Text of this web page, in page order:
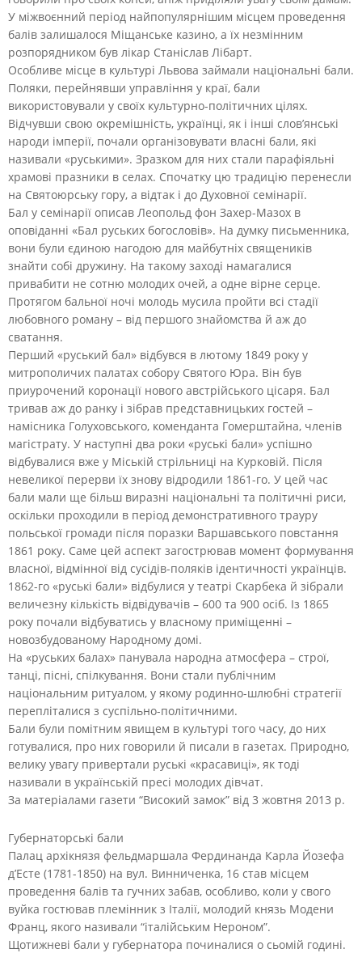
У міжвоєнний період найпопулярнішим місцем проведення
балів залишалося Міщанське казино, а їх незмінним
розпорядником був лікар Станіслав Лібарт.
Особливе місце в культурі Львова займали національні бали.
Поляки, перейнявши управління у краї, бали
використовували у своїх культурно-політичних цілях.
Відчувши свою окремішність, українці, як і інші слов’янські
народи імперії, почали організовувати власні бали, які
називали «руськими». Зразком для них стали парафіяльні
храмові празники в селах. Спочатку цю традицію перенесли
на Святоюрську гору, а відтак і до Духовної семінарії.
Бал у семінарії описав Леопольд фон Захер-Мазох в
оповіданні «Бал руських богословів». На думку письменника,
вони були єдиною нагодою для майбутніх священиків
знайти собі дружину. На такому заході намагалися
привабити не сотню молодих очей, а одне вірне серце.
Протягом бальної ночі молодь мусила пройти всі стадії
любовного роману – від першого знайомства й аж до
сватання.
Перший «руський бал» відбувся в лютому 1849 року у
митрополичих палатах собору Святого Юра. Він був
приурочений коронації нового австрійського цісаря. Бал
тривав аж до ранку і зібрав представницьких гостей –
намісника Голуховського, коменданта Гомерштайна, членів
магістрату. У наступні два роки «руські бали» успішно
відбувалися вже у Міській стрільниці на Курковій. Після
невеликої перерви їх знову відродили 1861-го. У цей час
бали мали ще більш виразні національні та політичні риси,
оскільки проходили в період демонстративного трауру
польської громади після поразки Варшавського повстання
1861 року. Саме цей аспект загострював момент формування
власної, відмінної від сусідів-поляків ідентичності українців.
1862-го «руські бали» відбулися у театрі Скарбека й зібрали
величезну кількість відвідувачів – 600 та 900 осіб. Із 1865
року почали відбуватись у власному приміщенні –
новозбудованому Народному домі.
На «руських балах» панувала народна атмосфера – строї,
танці, пісні, спілкування. Вони стали публічним
національним ритуалом, у якому родинно-шлюбні стратегії
перепліталися з суспільно-політичними.
Бали були помітним явищем в культурі того часу, до них
готувалися, про них говорили й писали в газетах. Природно,
велику увагу привертали руські «красавиці», як тоді
називали в українській пресі молодих дівчат.
За матеріалами газети “Високий замок” від 3 жовтня 2013 р.
Губернаторські бали
Палац архікнязя фельдмаршала Фердинанда Карла Йозефа
д’Есте (1781-1850) на вул. Винниченка, 16 став місцем
проведення балів та гучних забав, особливо, коли у свого
вуйка гостював племінник з Італії, молодий князь Модени
Франц, якого називали “італійським Нероном”.
Щотижневі бали у губернатора починалися о сьомій годині.